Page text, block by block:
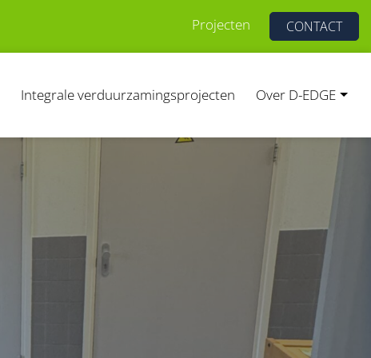
Projecten CONTACT
Integrale verduurzamingsprojecten Over D-EDGE